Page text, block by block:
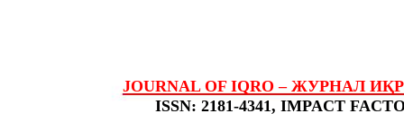
JOURNAL OF IQRO – ЖУРНАЛ ИҚРО
ISSN: 2181-4341, IMPACT